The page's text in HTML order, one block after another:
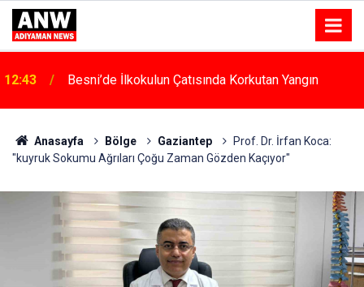
12:43 Besni’de İlkokulun Çatısında Korkutan Yangın
Anasayfa Bölge Gaziantep
Prof. Dr. İrfan Koca:
"kuyruk Sokumu Ağrıları Çoğu Zaman Gözden Kaçıyor"